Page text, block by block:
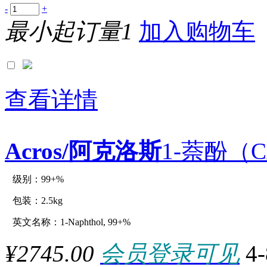
- +
最小起订量1 加入购物车
查看详情
Acros/阿克洛斯1-萘酚（
原厂型号：C12819-2.5kg
参数：
级别：99+%
包装：2.5kg
英文名称：1-Naphthol, 99+%
¥2745.00 会员登录可见